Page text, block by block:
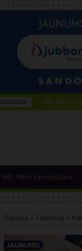
06/08/2026 MIC-INFO
MIC-INFO Likumdošana
Sākums » Farmācija»